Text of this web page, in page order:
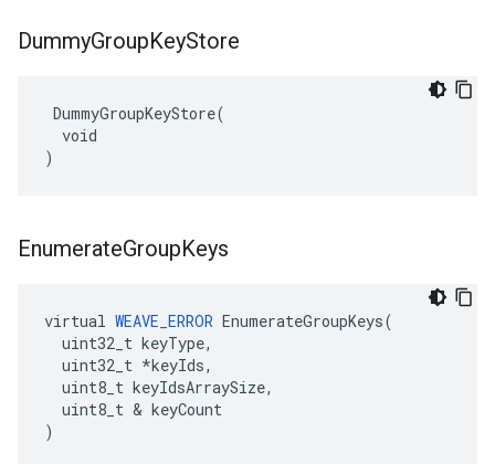
DummyGroupKeyStore
DummyGroupKeyStore(
  void
)
EnumerateGroupKeys
virtual WEAVE_ERROR EnumerateGroupKeys(
  uint32_t keyType,
  uint32_t *keyIds,
  uint8_t keyIdsArraySize,
  uint8_t & keyCount
)